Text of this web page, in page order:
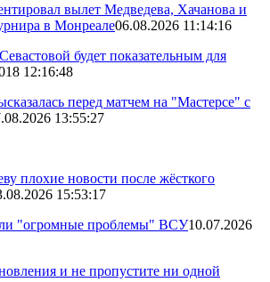
вылет Медведева, Хачанова и
в Монреале06.08.2026 11:14:16
будет показательным для
12:16:48
перед матчем на "Мастерсе" с
13:55:27
плохие новости после жёсткого
15:53:17
"огромные проблемы" ВСУ10.07.2026
и не пропустите ни одной